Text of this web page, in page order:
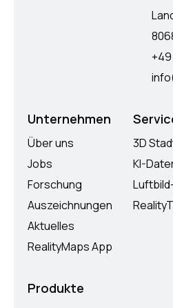
Unternehmen
Über uns
Jobs
Forschung
Auszeichnungen
Aktuelles
RealityMaps App
3D
KI-
Produkte